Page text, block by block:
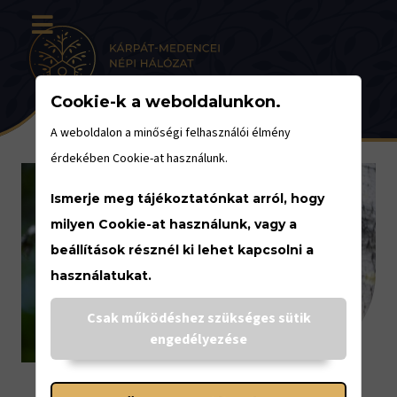
Cookie-k a weboldalunkon.
A weboldalon a minőségi felhasználói élmény
érdekében Cookie-at használunk.
Ismerje meg tájékoztatónkat arról, hogy
milyen Cookie-at használunk, vagy a
beállítások résznél ki lehet kapcsolni a
használatukat.
Csak működéshez szükséges sütik
engedélyezése